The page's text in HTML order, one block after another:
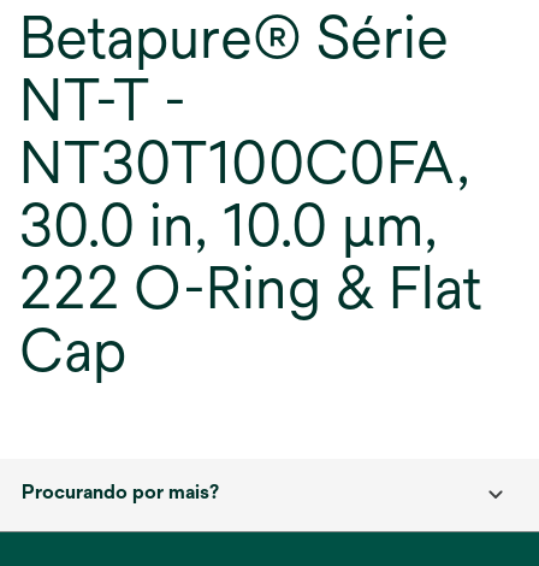
Betapure® Série
NT-T -
NT30T100C0FA,
30.0 in, 10.0 μm,
222 O-Ring & Flat
Cap
Procurando por mais?